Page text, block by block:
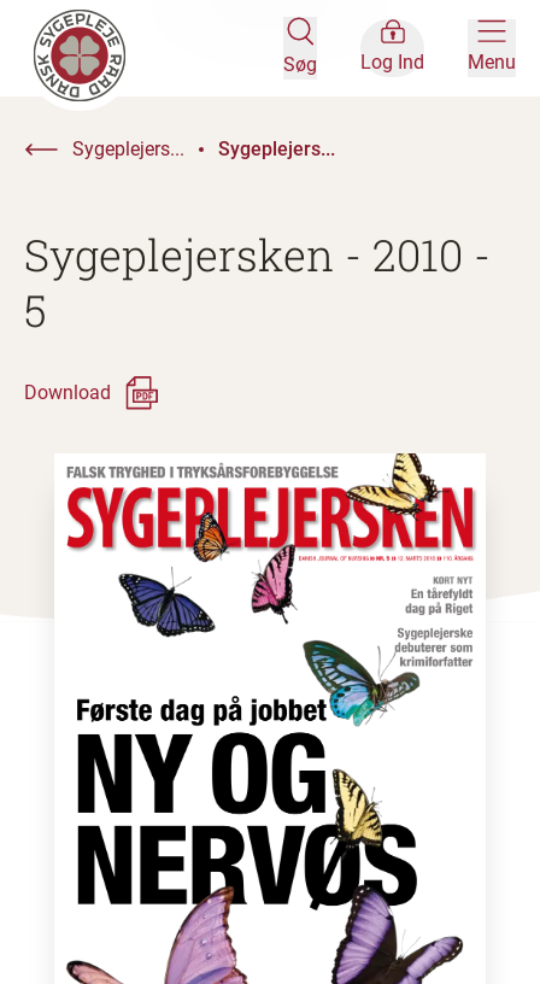
Søg Log Ind Menu
Sygeplejers... Sygeplejers...
Sygeplejersken - 2010 -
5
Download